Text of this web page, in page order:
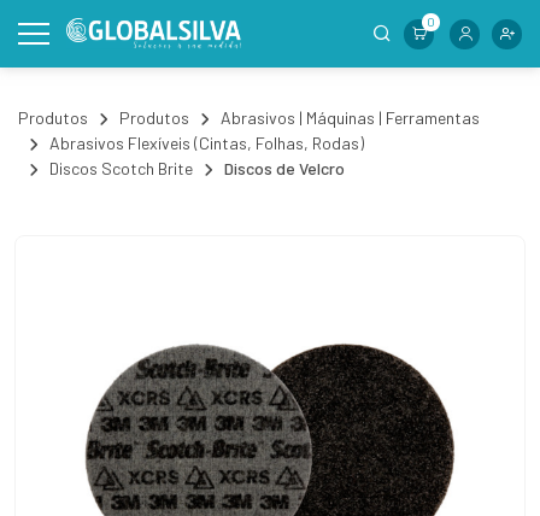
0
Produtos Produtos
Abrasivos | Máquinas | Ferramentas
Abrasivos Flexíveis (Cintas, Folhas, Rodas)
Discos Scotch Brite
Discos de Velcro